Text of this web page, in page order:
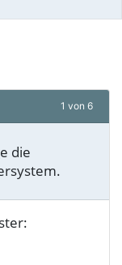
1 von 6
die